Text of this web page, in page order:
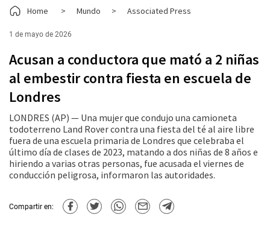
Home > Mundo > Associated Press
1 de mayo de 2026
Acusan a conductora que mató a 2 niñas
al embestir contra fiesta en escuela de
Londres
LONDRES (AP) — Una mujer que condujo una camioneta
todoterreno Land Rover contra una fiesta del té al aire libre
fuera de una escuela primaria de Londres que celebraba el
último día de clases de 2023, matando a dos niñas de 8 años e
hiriendo a varias otras personas, fue acusada el viernes de
conducción peligrosa, informaron las autoridades.
Compartir en: